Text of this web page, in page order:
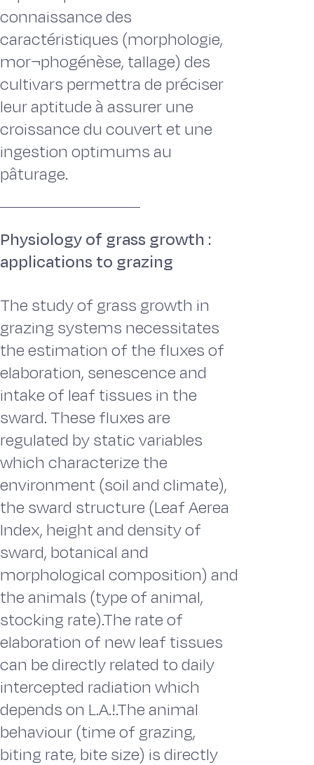
connaissance des
caractéristiques (morphologie,
mor¬phogénèse, tallage) des
cultivars permettra de préciser
leur aptitude à assurer une
croissance du couvert et une
ingestion optimums au
pâturage.
Physiology of grass growth :
applications to grazing
The study of grass growth in
grazing systems necessitates
the estimation of the fluxes of
elaboration, senescence and
intake of leaf tissues in the
sward. These fluxes are
regulated by static variables
which characterize the
environment (soil and climate),
the sward structure (Leaf Aerea
Index, height and density of
sward, botanical and
morphological composition) and
the animals (type of animal,
stocking rate).The rate of
elaboration of new leaf tissues
can be directly related to daily
intercepted radiation which
depends on L.A.!.The animal
behaviour (time of grazing,
biting rate, bite size) is directly